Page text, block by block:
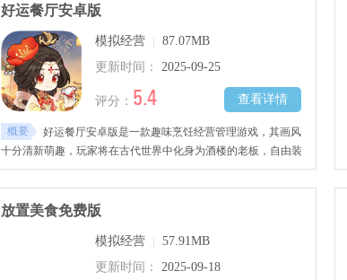
的店铺扩大起来，感兴趣的玩家千万不要错过哦！
好运餐厅安卓版
模拟经营
87.07MB
更新时间：
2025-09-25
查看详情
评分： 5.4
概要
好运餐厅安卓版是一款趣味烹饪经营管理游戏，其画风
十分清新萌趣，玩家将在古代世界中化身为酒楼的老板，自由装
修设计你的主题风格，将不同的食材、原材料、调味品等进行研
究与烹饪，制作各种不同口味的美味佳肴，招揽员工进行培养训
练，为顾客带来最佳服务感，将你的酒楼做大做强，感兴趣的玩
放置美食免费版
模拟经营
57.91MB
更新时间：
2025-09-18